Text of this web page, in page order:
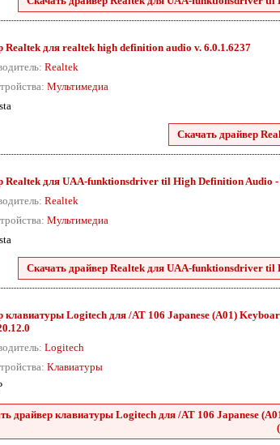
Realtek для realtek high definition audio v. 6.0.1.6237
Realtek
Мультимедиа
Скачать драйвер
Realtek для UAA-funktionsdriver til High Definition Audio
Realtek
Мультимедиа
Скачать драйвер Realtek для UAA-funktionsdriver
клавиатуры Logitech для /AT 106 Japanese (A01)
Logitech
Клавиатуры
драйвер клавиатуры Logitech для /AT 106 Japanese